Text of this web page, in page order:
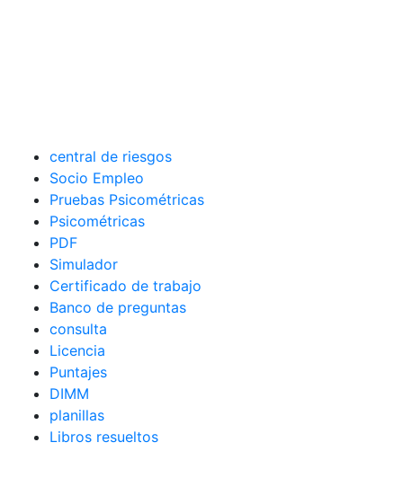
central de riesgos
Socio Empleo
Pruebas Psicométricas
Psicométricas
PDF
Simulador
Certificado de trabajo
Banco de preguntas
consulta
Licencia
Puntajes
DIMM
planillas
Libros resueltos